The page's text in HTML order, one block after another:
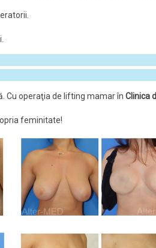
Cu operaţia de lifting mamar în Clinica
feminitate!